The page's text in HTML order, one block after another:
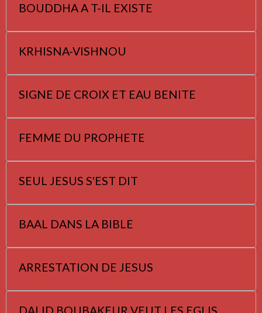
BOUDDHA A T-IL EXISTE
KRHISNA-VISHNOU
SIGNE DE CROIX ET EAU BENITE
FEMME DU PROPHETE
SEUL JESUS S'EST DIT
BAAL DANS LA BIBLE
ARRESTATION DE JESUS
DALID BOUBAKEUR VEUT LES EGLIS